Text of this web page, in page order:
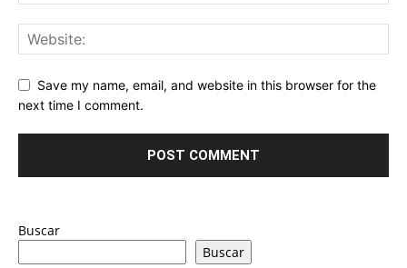
Save my name, email, and website in this browser for the
next time I comment.
Buscar
Buscar